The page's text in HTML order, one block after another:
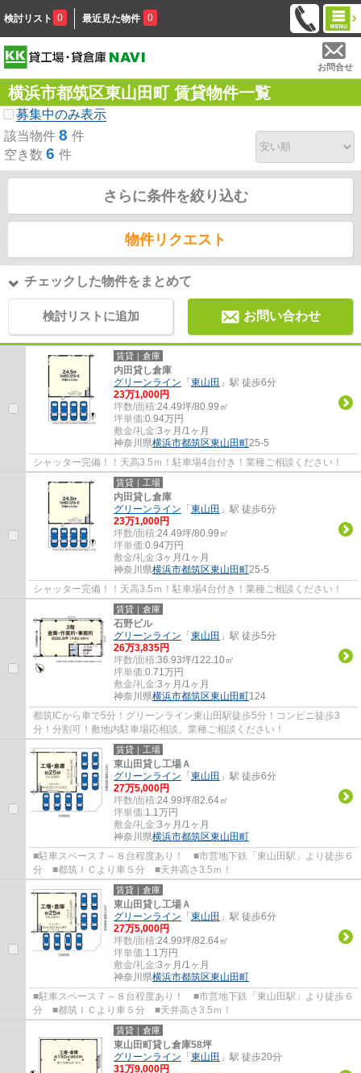
検討リスト 0 最近見た物件 0
お問合せ
横浜市都筑区東山田町 賃貸物件一覧
募集中のみ表示
該当物件 8 件
空き数 6 件
さらに条件を絞り込む
物件リクエスト
チェックした物件をまとめて
検討リストに追加 お問い合わせ
賃貸｜倉庫
内田貸し倉庫
グリーンライン 「 東山田 」駅 徒歩6分
23万1,000円
坪数/面積:24.49坪/80.99㎡
坪単価:0.94万円
敷金/礼金:3ヶ月/1ヶ月
神奈川県横浜市都筑区東山田町25-5
シャッター完備！！天高3.5ｍ！駐車場4台付き！業種ご相談ください！
賃貸｜工場
内田貸し倉庫
グリーンライン 「 東山田 」駅 徒歩6分
23万1,000円
坪数/面積:24.49坪/80.99㎡
坪単価:0.94万円
敷金/礼金:3ヶ月/1ヶ月
神奈川県横浜市都筑区東山田町25-5
シャッター完備！！天高3.5ｍ！駐車場4台付き！業種ご相談ください！
賃貸｜倉庫
石野ビル
グリーンライン 「 東山田 」駅 徒歩5分
26万3,835円
坪数/面積:36.93坪/122.10㎡
坪単価:0.71万円
敷金/礼金:3ヶ月/1ヶ月
神奈川県横浜市都筑区東山田町124
都筑ICから車で5分！グリーンライン東山田駅徒歩5分！コンビニ徒歩3
分！分割可！敷地内駐車場応相談。業種ご相談ください！
賃貸｜工場
東山田貸し工場Ａ
グリーンライン 「 東山田 」駅 徒歩6分
27万5,000円
坪数/面積:24.99坪/82.64㎡
坪単価:1.1万円
敷金/礼金:3ヶ月/1ヶ月
神奈川県横浜市都筑区東山田町
■駐車スペース７～８台程度あり！ ■市営地下鉄「東山田駅」より徒歩６
分 ■都筑ＩＣより車５分 ■天井高さ3.5ｍ！
賃貸｜倉庫
東山田貸し工場Ａ
グリーンライン 「 東山田 」駅 徒歩6分
27万5,000円
坪数/面積:24.99坪/82.64㎡
坪単価:1.1万円
敷金/礼金:3ヶ月/1ヶ月
神奈川県横浜市都筑区東山田町
■駐車スペース７～８台程度あり！ ■市営地下鉄「東山田駅」より徒歩６
分 ■都筑ＩＣより車５分 ■天井高さ3.5ｍ！
賃貸｜倉庫
東山田町貸し倉庫58坪
グリーンライン 「 東山田 」駅 徒歩20分
31万9,000円